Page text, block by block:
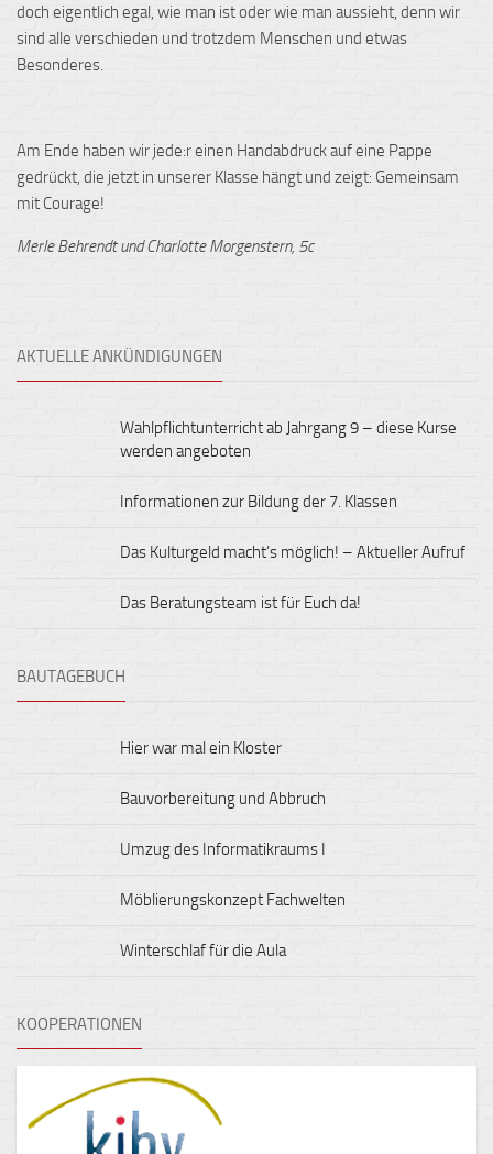
doch eigentlich egal, wie man ist oder wie man aussieht, denn wir
sind alle verschieden und trotzdem Menschen und etwas
Besonderes.
Am Ende haben wir jede:r einen Handabdruck auf eine Pappe
gedrückt, die jetzt in unserer Klasse hängt und zeigt: Gemeinsam
mit Courage!
Merle Behrendt und Charlotte Morgenstern, 5c
AKTUELLE ANKÜNDIGUNGEN
Wahlpflichtunterricht ab Jahrgang 9 – diese Kurse
werden angeboten
Informationen zur Bildung der 7. Klassen
Das Kulturgeld macht’s möglich! – Aktueller Aufruf
Das Beratungsteam ist für Euch da!
BAUTAGEBUCH
Hier war mal ein Kloster
Bauvorbereitung und Abbruch
Umzug des Informatikraums I
Möblierungskonzept Fachwelten
Winterschlaf für die Aula
KOOPERATIONEN